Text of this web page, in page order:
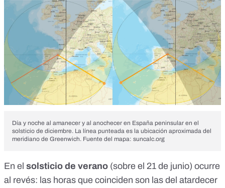
Día y noche al amanecer y al anochecer en España peninsular en el
solsticio de diciembre. La línea punteada es la ubicación aproximada del
meridiano de Greenwich. Fuente del mapa: suncalc.org
En el solsticio de verano (sobre el 21 de junio) ocurre
al revés: las horas que coinciden son las del atardecer